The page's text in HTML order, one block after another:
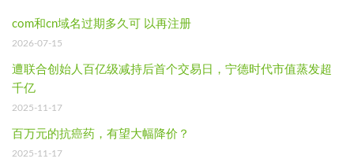
com和cn域名过期多久可 以再注册
2026-07-15
遭联合创始人百亿级减持后首个交易日，宁德时代市值蒸发超
千亿
2025-11-17
百万元的抗癌药，有望大幅降价？
2025-11-17